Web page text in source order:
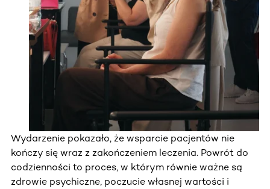
Wydarzenie pokazało, że wsparcie pacjentów nie
kończy się wraz z zakończeniem leczenia. Powrót do
codzienności to proces, w którym równie ważne są
zdrowie psychiczne, poczucie własnej wartości i